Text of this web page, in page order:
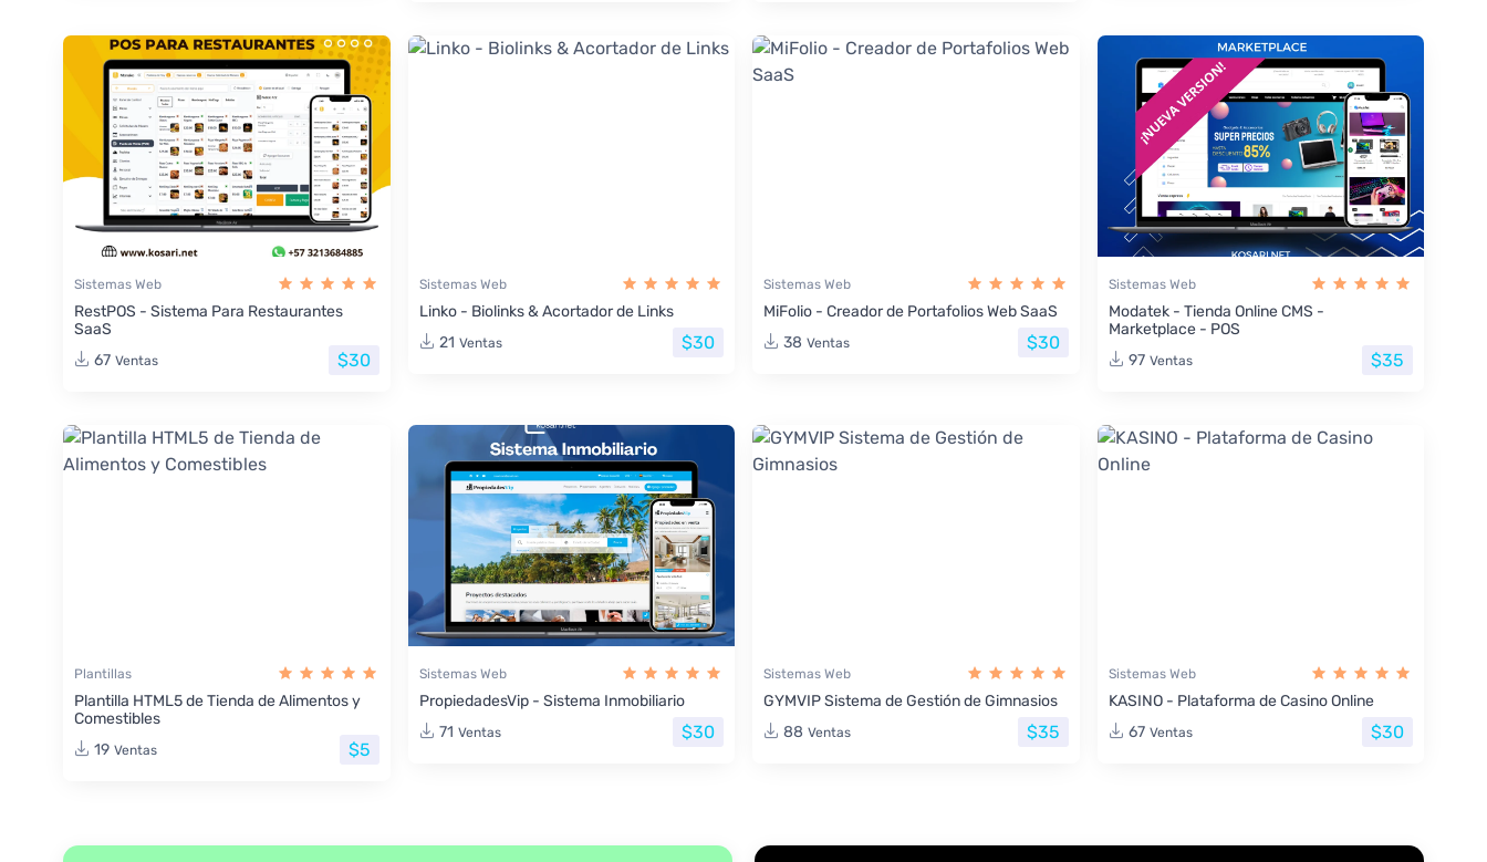
Sistemas Web
RestPOS - Sistema Para Restaurantes
SaaS
67 Ventas $30
Sistemas Web
Linko - Biolinks & Acortador de Links
21 Ventas $30
Sistemas Web
MiFolio - Creador de Portafolios Web SaaS
38 Ventas $30
Sistemas Web
Modatek - Tienda Online CMS -
Marketplace - POS
97 Ventas $35
Plantillas
Plantilla HTML5 de Tienda de Alimentos y
Comestibles
19 Ventas $5
Sistemas Web
PropiedadesVip - Sistema Inmobiliario
71 Ventas $30
Sistemas Web
GYMVIP Sistema de Gestión de Gimnasios
88 Ventas $35
Sistemas Web
KASINO - Plataforma de Casino Online
67 Ventas $30